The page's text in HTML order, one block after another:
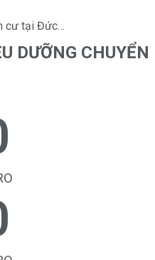
cư tại Đức…
DƯỠNG CHUYỂN